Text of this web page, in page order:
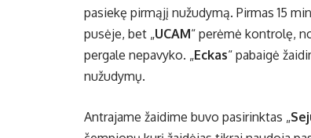
pasiekę pirmąjį nužudymą. Pirmas 15
pusėje, bet „UCAM“ perėmė kontrolę,
pergale nepavyko. „Eckas“ pabaigė
nužudymų.
Antrajame žaidime buvo pasirinktas „